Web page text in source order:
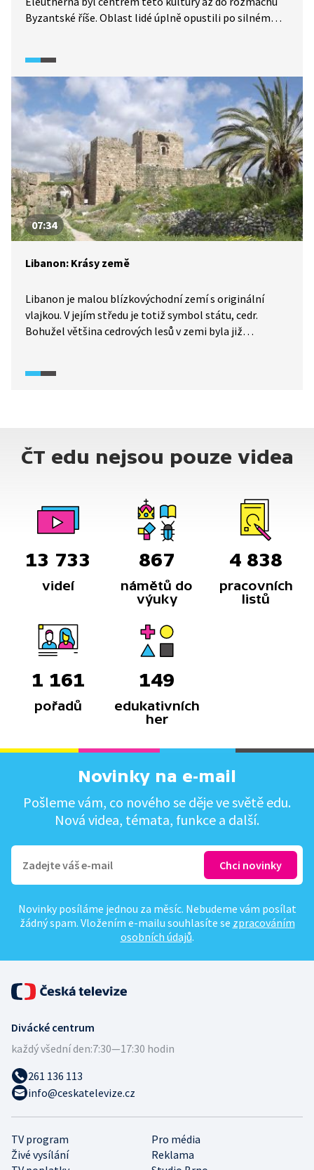
Byzantské říše. Oblast lidé úplně opustili po silném
jiné hrob válečníků a velmi ceněný hrob kněžek.
07:34
Libanon: Krásy země
Libanon je malou blízkovýchodní zemí s originální
vlajkou. V jejím středu je totiž symbol státu, cedr.
Bohužel většina cedrových lesů v zemi byla již
později byl součástí Římské říše či Byzance. Proto je
konflikt v sousední Sýrii, který do Libanonu vyhnal
statisíce uprchlíků.
ČT edu nejsou pouze videa
13 733
videí
867
námětů do
výuky
4 838
pracovních
listů
1 161
pořadů
149
edukativních
her
Novinky na e-mail
Pošleme vám, co nového se děje ve světě edu.
Nová videa, témata, funkce a další.
Novinky posíláme jednou za měsíc. Nebudeme vám posílat
žádný spam. Vložením e-mailu souhlasíte se zpracováním
osobních údajů.